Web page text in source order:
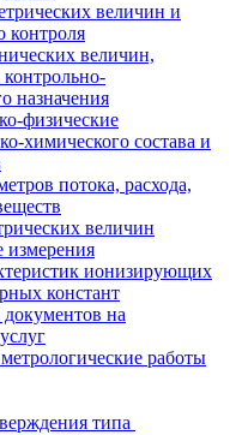
величин и
контроля
величин,
контрольно-
назначения
физические
химического состава и
потока, расхода,
величин
измерения
ионизирующих
констант
на
работы
типа